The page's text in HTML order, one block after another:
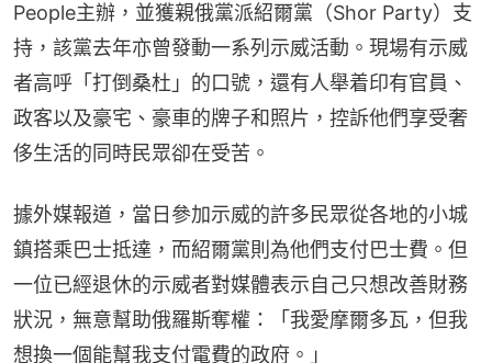
People主辦，並獲親俄黨派紹爾黨（Shor Party）支
持，該黨去年亦曾發動一系列示威活動。現場有示威
者高呼「打倒桑杜」的口號，還有人舉着印有官員、
政客以及豪宅、豪車的牌子和照片，控訴他們享受奢
侈生活的同時民眾卻在受苦。
據外媒報道，當日參加示威的許多民眾從各地的小城
鎮搭乘巴士抵達，而紹爾黨則為他們支付巴士費。但
一位已經退休的示威者對媒體表示自己只想改善財務
狀況，無意幫助俄羅斯奪權：「我愛摩爾多瓦，但我
想換一個能幫我支付電費的政府。」